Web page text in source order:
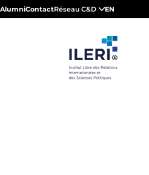
AlumniContactRéseau C&D EN